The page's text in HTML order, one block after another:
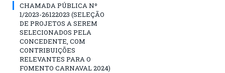
CHAMADA PÚBLICA Nº
1/2023-26122023 (SELEÇÃO
DE PROJETOS A SEREM
SELECIONADOS PELA
CONCEDENTE, COM
CONTRIBUIÇÕES
RELEVANTES PARA O
FOMENTO CARNAVAL 2024)